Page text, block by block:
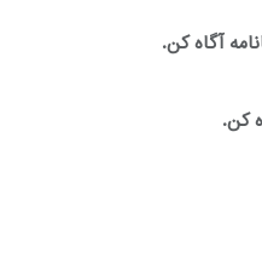
آگاه کن.
کن.